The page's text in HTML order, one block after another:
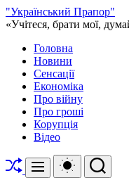
Перейти
до
"Український Прапор"
«Учітеся, брати мої,
Головна
Новини
Сенсації
Економіка
Про війну
Про гроші
Корупція
Відео
Перетасувати
Меню
Перемикач
кольорового
Пошук